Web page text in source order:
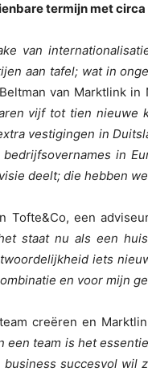
termijn met
van
aan tafel; wat in
van Marktlink in
vijf tot tien nieuwe
vestigingen in
in
deelt; die hebben
Tofte&Co, een
staat nu als een
iets
en voor mijn
creëren en
een team is het
succesvol wil